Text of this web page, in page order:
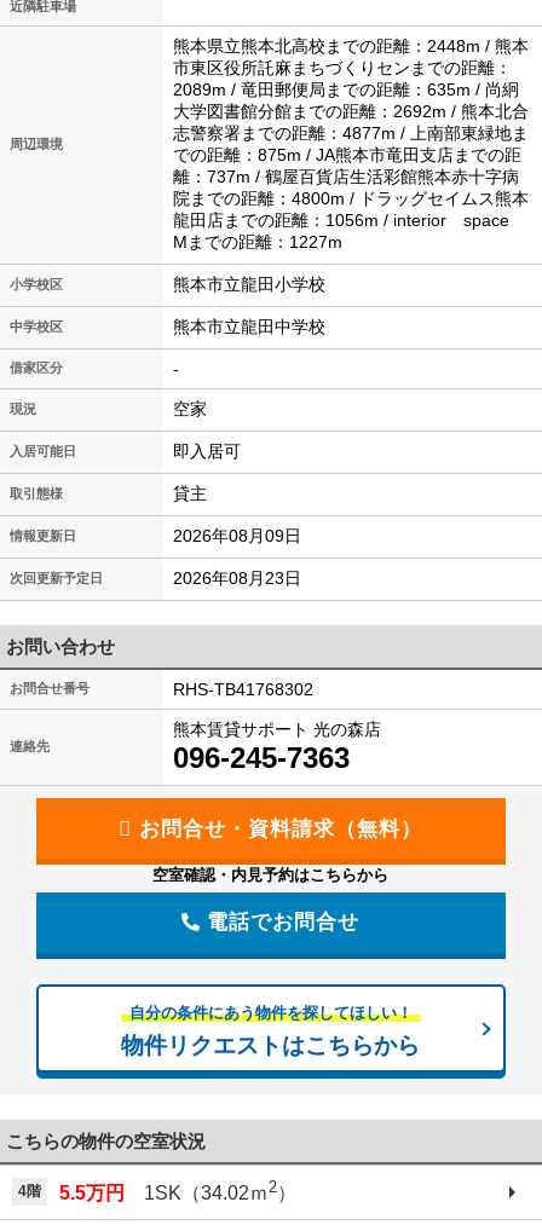
近隣駐車場
周辺環境
熊本県立熊本北高校までの距離：2448m / 熊本
市東区役所託麻まちづくりセンまでの距離：
2089m / 竜田郵便局までの距離：635m / 尚絅
大学図書館分館までの距離：2692m / 熊本北合
志警察署までの距離：4877m / 上南部東緑地ま
での距離：875m / JA熊本市竜田支店までの距
離：737m / 鶴屋百貨店生活彩館熊本赤十字病
院までの距離：4800m / ドラッグセイムス熊本
龍田店までの距離：1056m / interior space
Mまでの距離：1227m
小学校区 熊本市立龍田小学校
中学校区 熊本市立龍田中学校
借家区分 -
現況 空家
入居可能日 即入居可
取引態様 貸主
情報更新日 2026年08月09日
次回更新予定日 2026年08月23日
お問い合わせ
お問合せ番号 RHS-TB41768302
連絡先
熊本賃貸サポート 光の森店
096-245-7363
空室確認・内見予約はこちらから
電話でお問合せ
自分の条件にあう物件を探してほしい！
物件リクエストはこちらから
こちらの物件の空室状況
4階 5.5万円 1SK（34.02ｍ2）